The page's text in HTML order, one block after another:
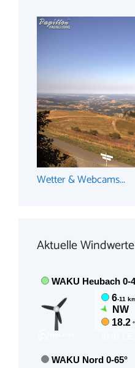
Wetter & Webcams...
Aktuelle Windwerte